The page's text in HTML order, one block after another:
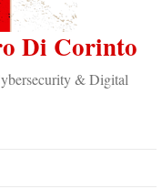
Di Corinto
& Digital